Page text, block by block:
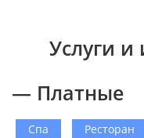
Услуги и
— Платные
Спа Ресторан